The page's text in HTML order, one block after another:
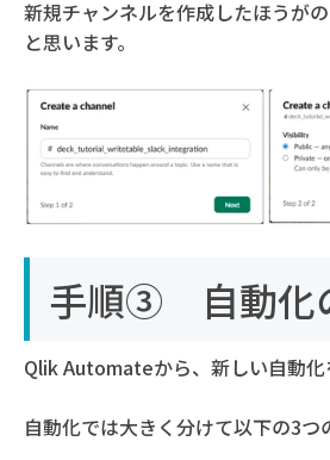
新規チャンネルを作成したほうが
と思います。
手順③ 自動化
Qlik Automateから、新しい自動化
自動化では大きく分けて以下の3つ